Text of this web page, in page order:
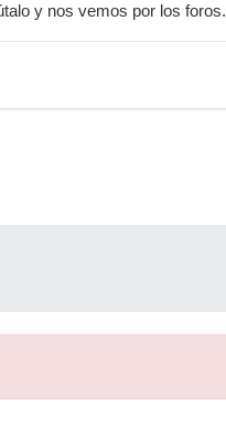
y nos vemos por los foros.